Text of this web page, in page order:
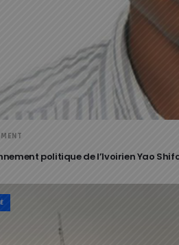
politique de l’Ivoirien Yao